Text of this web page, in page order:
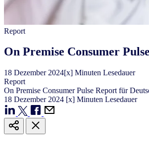
Report
On Premise Consumer
18 Dezember 2024[x] Minuten Lesedauer
Report
On Premise Consumer Pulse Report für
18 Dezember 2024 [x] Minuten Lesedauer